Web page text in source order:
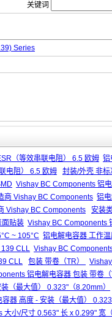
关键词
Series
（等效串联电阻） 6.5 欧姆 铝
电阻） 6.5 欧姆 封装/外壳 非标
Vishay BC Components 铝
商 Vishay BC Components 铝
Vishay BC Components 安装
面贴装 Vishay BC Components
~ 105°C 铝电解电容器 工作
139 CLL Vishay BC
CLL 包装 带卷（TR）
铝电解电容器 包装 带卷（
（最大值） 0.323"（8.20mm）
器 高度 - 安装（最大值）
小/尺寸 0.563" 长 x 0.299" 宽